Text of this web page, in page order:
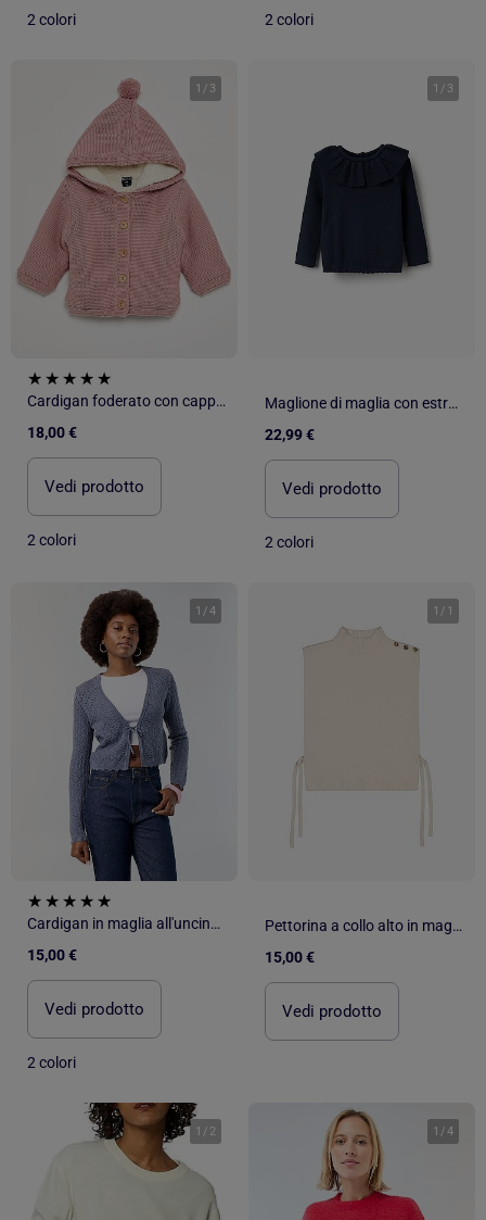
2 colori 2 colori
1 / 3
Cardigan foderato con cappuccio a punto legaccio
18,00 €
Vedi prodotto
2 colori
1 / 3
Maglione di maglia con estremità smerlate
22,99 €
Vedi prodotto
2 colori
1 /4
Cardigan in maglia all'uncinetto traforata
15,00 €
Vedi prodotto
2 colori
1 / 1
Pettorina a collo alto in maglia
15,00 €
Vedi prodotto
1 / 2 1 /4